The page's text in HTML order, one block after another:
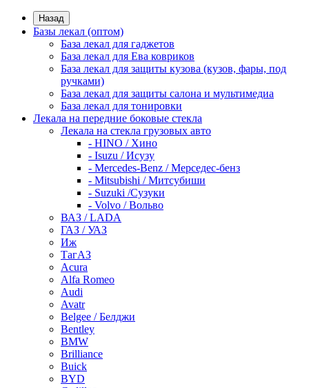
Назад
Базы лекал (оптом)
База лекал для гаджетов
База лекал для Ева ковриков
База лекал для защиты кузова (кузов, фары, под
ручками)
База лекал для защиты салона и мультимедиа
База лекал для тонировки
Лекала на передние боковые стекла
Лекала на стекла грузовых авто
- HINO / Хино
- Isuzu / Исузу
- Mercedes-Benz / Мерседес-бенз
- Mitsubishi / Митсубиши
- Suzuki /Сузуки
- Volvo / Вольво
ВАЗ / LADA
ГАЗ / УАЗ
Иж
ТагАЗ
Acura
Alfa Romeo
Audi
Avatr
Belgee / Белджи
Bentley
BMW
Brilliance
Buick
BYD